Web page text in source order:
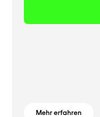
Mehr erfahren